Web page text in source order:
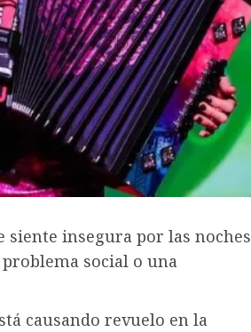
siente insegura por las noches
social o una
causando revuelo en la